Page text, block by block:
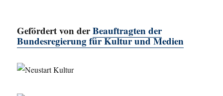
Gefördert von derBeauftragten der
Bundesregierung für Kultur und Medien